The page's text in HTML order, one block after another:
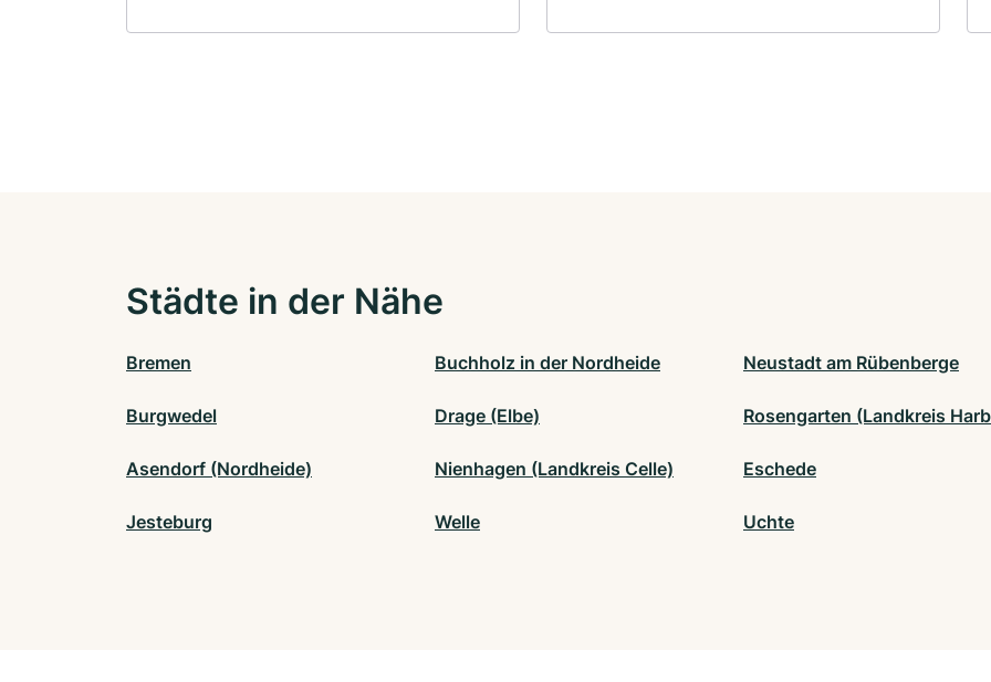
Städte in der Nähe
Bremen Buchholz in der Nordheide Neustadt am Rübenberge
Burgwedel Drage (Elbe) Rosengarten (Landkreis
Asendorf (Nordheide) Nienhagen (Landkreis Celle) Eschede
Jesteburg Welle Uchte